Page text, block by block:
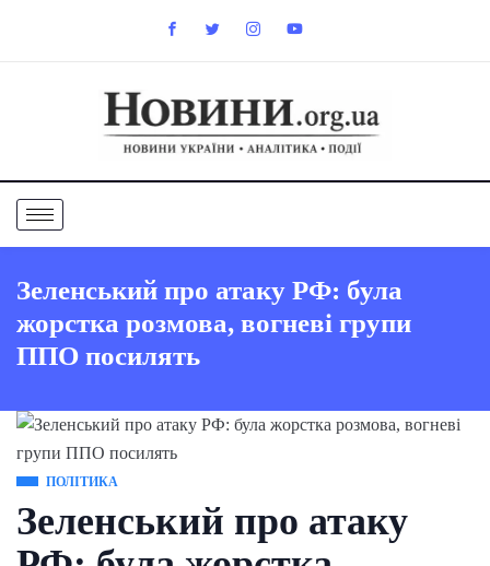
Зеленський про атаку РФ: була
жорстка розмова, вогневі групи
ППО посилять
ПОЛІТИКА
Зеленський про атаку